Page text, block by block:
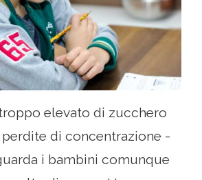
elevato di zucchero
di concentrazione -
i bambini comunque